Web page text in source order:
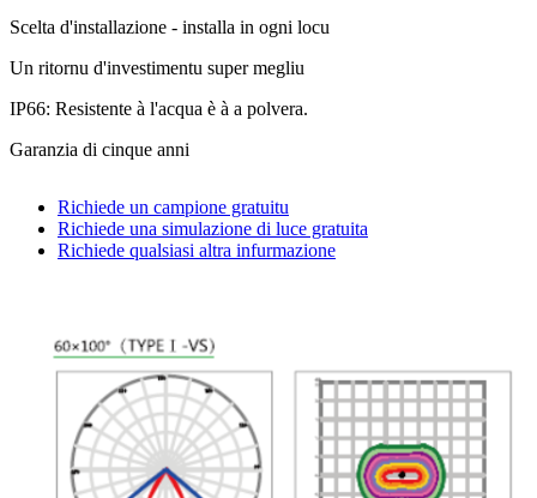
Scelta d'installazione - installa in ogni locu
Un ritornu d'investimentu super megliu
IP66: Resistente à l'acqua è à a polvera.
Garanzia di cinque anni
Richiede un campione gratuitu
Richiede una simulazione di luce gratuita
Richiede qualsiasi altra infurmazione